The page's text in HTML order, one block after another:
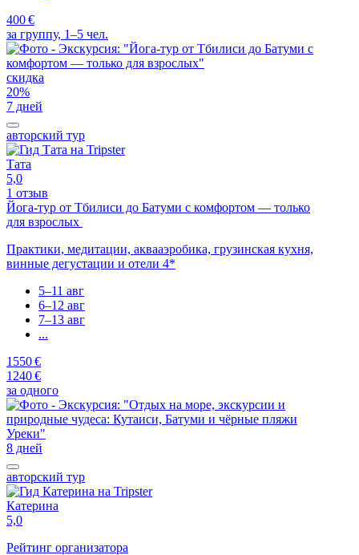
400 €
за группу, 1–5 чел.
скидка
20%
7 дней
авторский тур
Тата
5,0
1 отзыв
Йога-тур от Тбилиси до Батуми с комфортом — только
для взрослых
Практики, медитации, аквааэробика, грузинская кухня,
винные дегустации и отели 4*
5–11 авг
6–12 авг
7–13 авг
...
1550 €
1240 €
за одного
8 дней
авторский тур
Катерина
5,0
Рейтинг организатора